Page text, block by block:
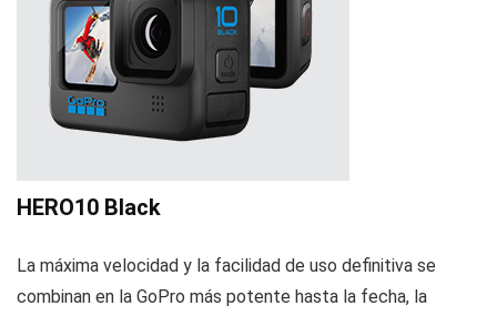
HERO10 Black
La máxima velocidad y la facilidad de uso definitiva se
combinan en la GoPro más potente hasta la fecha, la